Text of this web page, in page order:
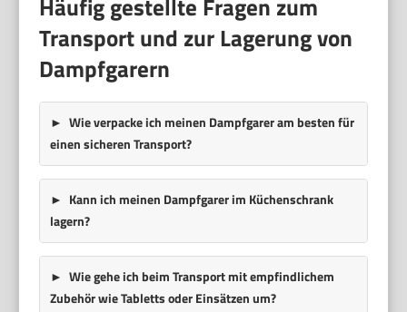
Häufig gestellte Fragen zum
Transport und zur Lagerung von
Dampfgarern
Wie verpacke ich meinen Dampfgarer am besten für
einen sicheren Transport?
Kann ich meinen Dampfgarer im Küchenschrank
lagern?
Wie gehe ich beim Transport mit empfindlichem
Zubehör wie Tabletts oder Einsätzen um?